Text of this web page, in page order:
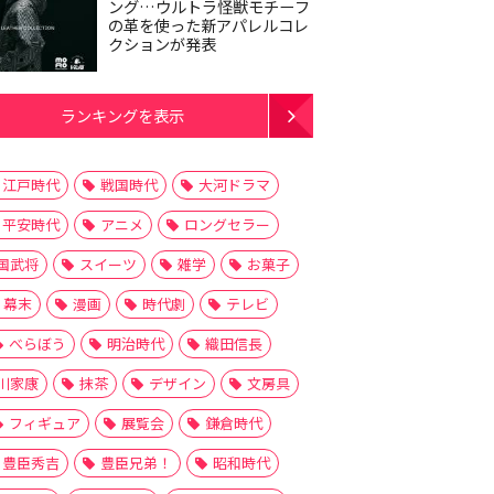
ング…ウルトラ怪獣モチーフ
の革を使った新アパレルコレ
クションが発表
ランキングを表示
江戸時代 戦国時代
大河ドラマ
平安時代
アニメ
ロングセラー
武将
スイーツ 雑学
お菓子
幕末
漫画 時代劇
テレビ
べらぼう
明治時代
織田信長
家康
抹茶 デザイン
文房具
フィギュア
展覧会
鎌倉時代
豊臣秀吉
豊臣兄弟！
昭和時代